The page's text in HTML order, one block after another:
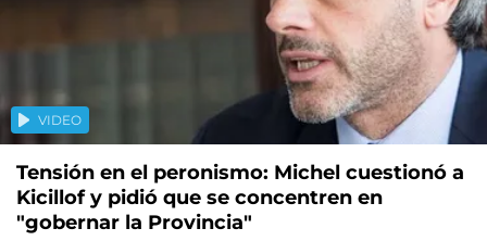
VIDEO
Tensión en el peronismo: Michel cuestionó a
Kicillof y pidió que se concentren en
"gobernar la Provincia"